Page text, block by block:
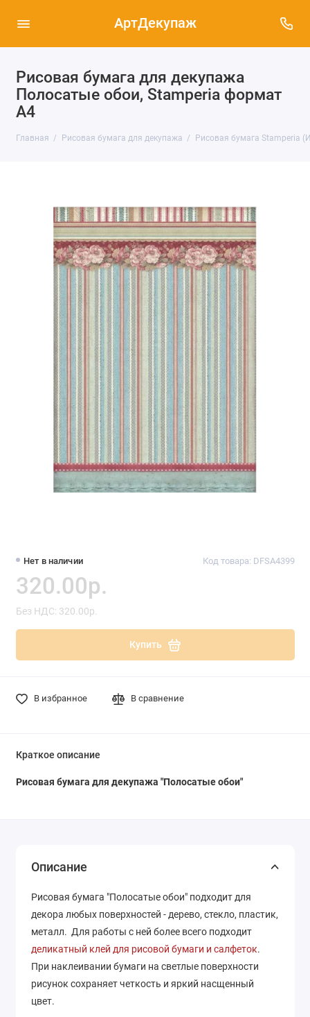
АртДекупаж
Рисовая бумага для декупажа
Полосатые обои, Stamperia формат
А4
Главная Рисовая бумага для декупажа Рисовая бумага Stamperia
Нет в наличии Код товара: DFSA4399
320.00р.
Без НДС: 320.00р.
Купить
В избранное В сравнение
Краткое описание
Рисовая бумага для декупажа "Полосатые обои"
Описание
Рисовая бумага "Полосатые обои" подходит для
декора любых поверхностей - дерево, стекло, пластик,
металл. Для работы с ней более всего подходит
деликатный клей для рисовой бумаги и салфеток.
При наклеивании бумаги на светлые поверхности
рисунок сохраняет четкость и яркий насщенный
цвет.